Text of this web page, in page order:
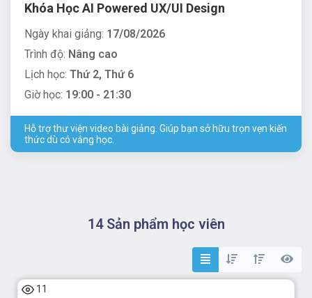
Khóa Học AI Powered UX/UI Design
Ngày khai giảng: 17/08/2026
Trình độ: Nâng cao
Lịch học: Thứ 2, Thứ 6
Giờ học: 19:00 - 21:30
Hỗ trợ thư viện video bài giảng. Giúp bạn sở hữu trọn vẹn kiến
thức dù có vắng học.
14 Sản phẩm học viên
11